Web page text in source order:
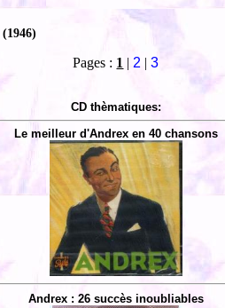
(1946)
Pages : 1 | 2 |3
CD thèmatiques:
Le meilleur d'Andrex en 40 chansons
Andrex : 26 succès inoubliables